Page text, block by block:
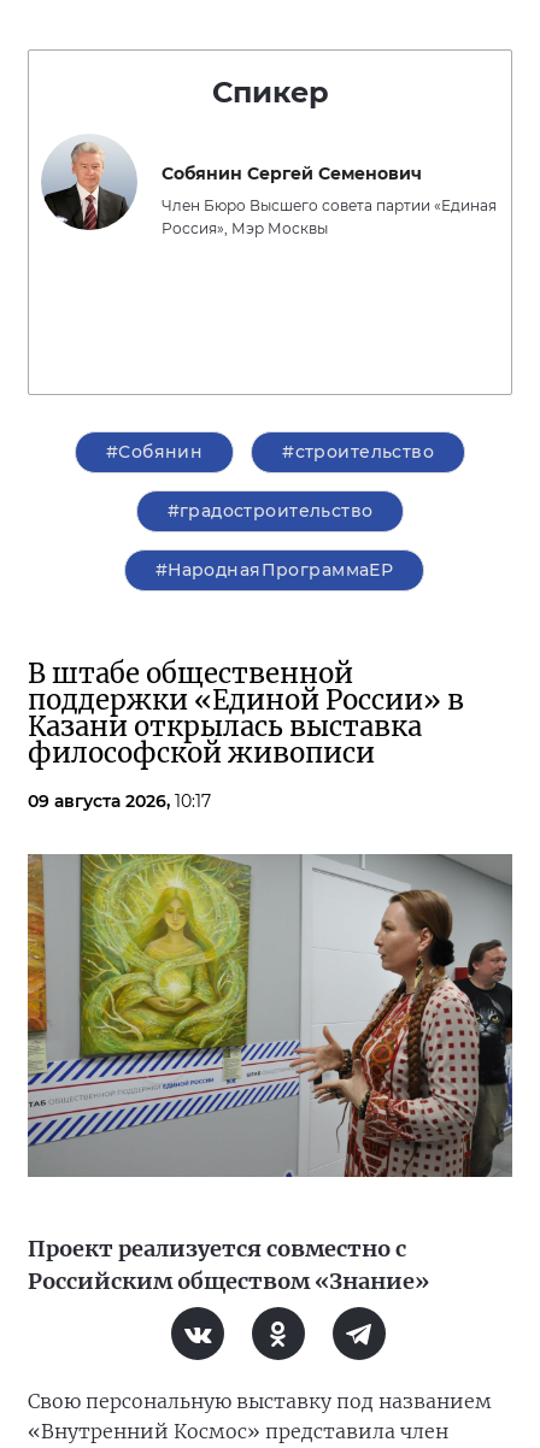
Спикер
Собянин Сергей Семенович
Член Бюро Высшего совета партии «Единая
Россия», Мэр Москвы
#Собянин #строительство
#градостроительство
#НароднаяПрограммаЕР
В штабе общественной
поддержки «Единой России» в
Казани открылась выставка
философской живописи
09 августа 2026, 10:17
Проект реализуется совместно с
Российским обществом «Знание»
Свою персональную выставку под названием
«Внутренний Космос» представила член